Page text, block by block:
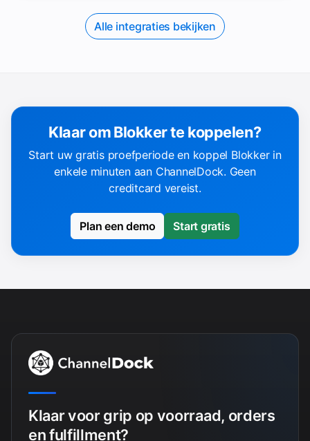
Alle integraties bekijken
Klaar om Blokker te koppelen?
Start uw gratis proefperiode en koppel Blokker in
enkele minuten aan ChannelDock. Geen
creditcard vereist.
Plan een demo Start gratis
Klaar voor grip op voorraad, orders
en fulfillment?